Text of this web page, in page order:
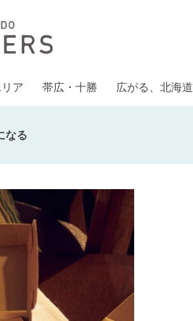
ア 帯広・十勝 広がる、北海道
なる